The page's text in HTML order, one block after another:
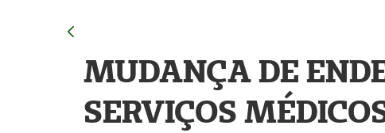
MUDANÇA DE
SERVIÇOS